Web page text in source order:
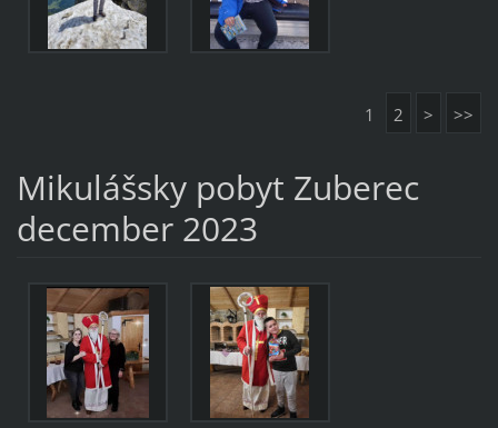
1 2 > >>
Mikulášsky pobyt Zuberec
december 2023